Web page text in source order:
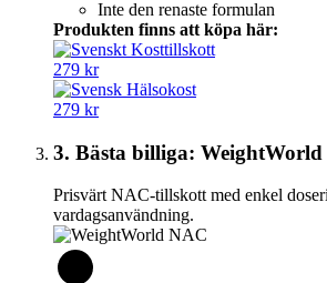
Inte den renaste formulan
Produkten finns att köpa här:
279 kr
279 kr
3. Bästa billiga:
Prisvärt NAC-tillskott med enkel
vardagsanvändning.